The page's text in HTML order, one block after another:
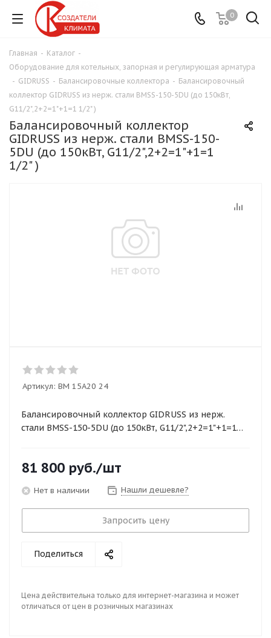
0
Главная - Каталог -
Оборудование для котельных, запорная и регулирующая арматура
- GIDRUSS - Балансировочные коллектора - Балансировочный
коллектор GIDRUSS из нерж. стали ВМSS-150-5DU (до 150кВт,
G11/2",2+2=1"+1=1 1/2" )
Балансировочный коллектор
GIDRUSS из нерж. стали ВМSS-150-
5DU (до 150кВт, G11/2",2+2=1"+1=1
1/2" )
Артикул: BM 15A20 24
Балансировочный коллектор GIDRUSS из нерж.
стали ВМSS-150-5DU (до 150кВт, G11/2",2+2=1"+1=1
81 800 руб./шт
Нет в наличии Нашли дешевле?
Запросить цену
Поделиться
Цена действительна только для интернет-магазина и может
отличаться от цен в розничных магазинах